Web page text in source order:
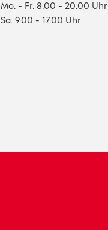
Mo. - Fr. 8.00 - 20.00 Uhr
Sa. 9.00 - 17.00 Uhr